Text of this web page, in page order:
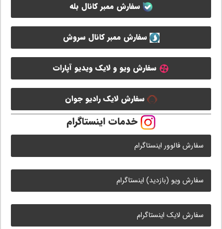
سفارش ممبر کانال بله
سفارش ممبر کانال سروش
سفارش ویو و لایک ویدیو آپارات
سفارش لایک رادیو جوان
خدمات اینستاگرام
سفارش فالوور اینستاگرام
سفارش ویو (بازدید) اینستاگرام
سفارش لایک اینستاگرام